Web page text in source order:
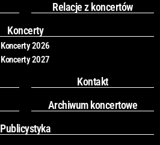
o
k
r
a
m
Relacje z koncertów
Koncerty
Koncerty 2026
Koncerty 2027
Kontakt
Archiwum koncertowe
Publicystyka